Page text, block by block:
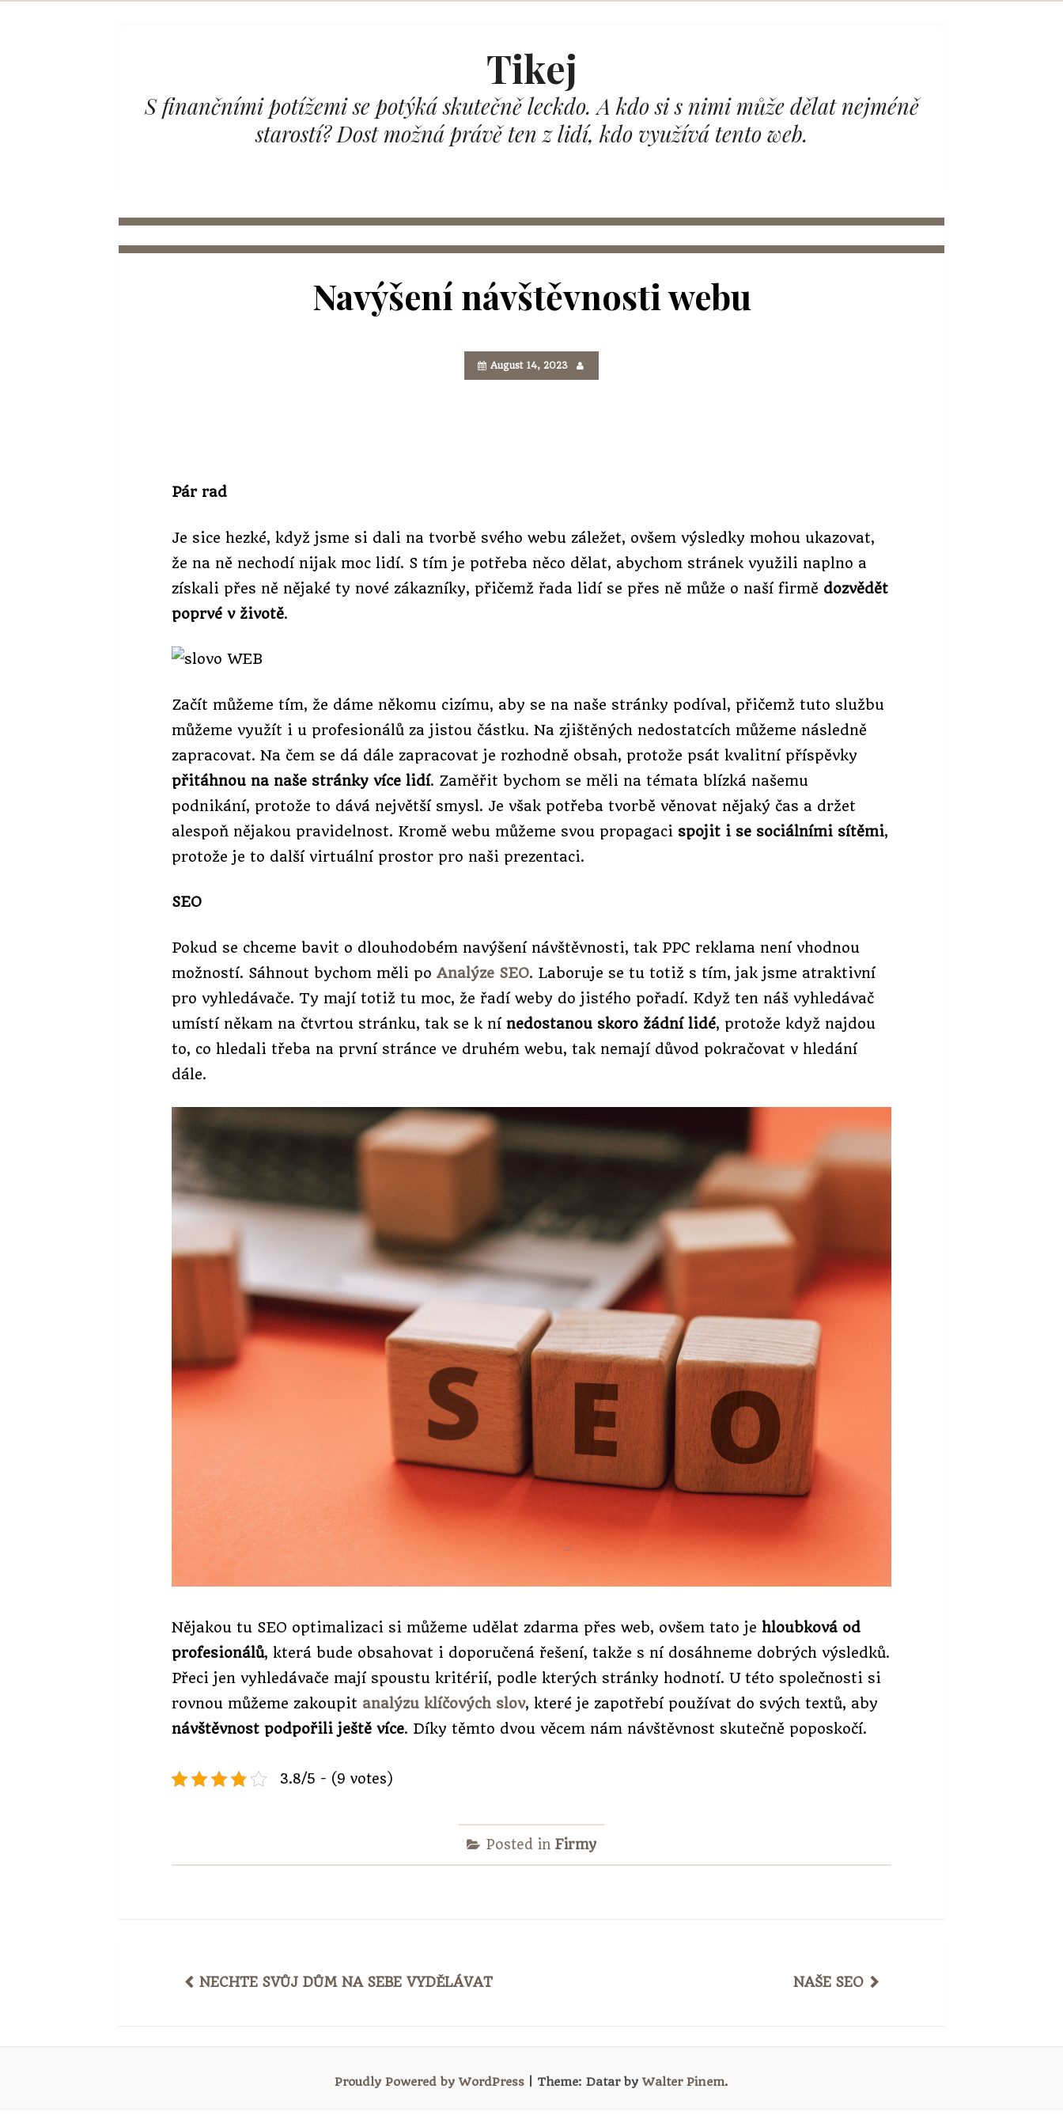
Tikej
S finančními potížemi se potýká skutečně leckdo. A kdo si s nimi může dělat nejméně
starostí? Dost možná právě ten z lidí, kdo využívá tento web.
Navýšení návštěvnosti webu
August 14, 2023
Pár rad
Je sice hezké, když jsme si dali na tvorbě svého webu záležet, ovšem výsledky mohou ukazovat,
že na ně nechodí nijak moc lidí. S tím je potřeba něco dělat, abychom stránek využili naplno a
získali přes ně nějaké ty nové zákazníky, přičemž řada lidí se přes ně může o naší firmě dozvědět
poprvé v životě.
Začít můžeme tím, že dáme někomu cizímu, aby se na naše stránky podíval, přičemž tuto službu
můžeme využít i u profesionálů za jistou částku. Na zjištěných nedostatcích můžeme následně
zapracovat. Na čem se dá dále zapracovat je rozhodně obsah, protože psát kvalitní příspěvky
přitáhnou na naše stránky více lidí. Zaměřit bychom se měli na témata blízká našemu
podnikání, protože to dává největší smysl. Je však potřeba tvorbě věnovat nějaký čas a držet
alespoň nějakou pravidelnost. Kromě webu můžeme svou propagaci spojit i se sociálními sítěmi,
protože je to další virtuální prostor pro naši prezentaci.
SEO
Pokud se chceme bavit o dlouhodobém navýšení návštěvnosti, tak PPC reklama není vhodnou
možností. Sáhnout bychom měli poAnalýze SEO. Laboruje se tu totiž s tím, jak jsme atraktivní
pro vyhledávače. Ty mají totiž tu moc, že řadí weby do jistého pořadí. Když ten náš vyhledávač
umístí někam na čtvrtou stránku, tak se k nínedostanou skoro žádní lidé, protože když najdou
to, co hledali třeba na první stránce ve druhém webu, tak nemají důvod pokračovat v hledání
dále.
Nějakou tu SEO optimalizaci si můžeme udělat zdarma přes web, ovšem tato jehloubková od
profesionálů, která bude obsahovat i doporučená řešení, takže s ní dosáhneme dobrých výsledků.
Přeci jen vyhledávače mají spoustu kritérií, podle kterých stránky hodnotí. U této společnosti si
rovnou můžeme zakoupit analýzu klíčových slov, které je zapotřebí používat do svých textů, aby
návštěvnost podpořili ještě více. Díky těmto dvou věcem nám návštěvnost skutečně poposkočí.
3.8/5 - (9 votes)
Posted in Firmy
POST
NECHTE SVŮJ DŮM NA SEBE VYDĚLÁVAT NAŠE SEO
Proudly Powered by WordPress| Theme: Datar byWalter Pinem.